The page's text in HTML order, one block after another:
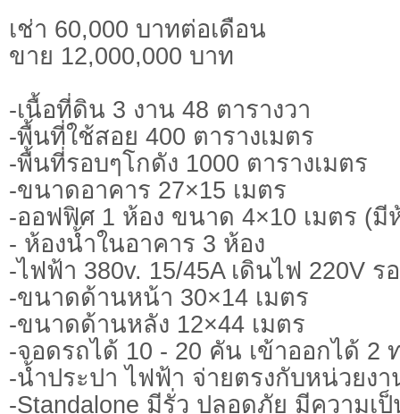
เช่า 60,000 บาทต่อเดือน
ขาย 12,000,000 บาท
-เนื้อที่ดิน 3 งาน 48 ตารางวา
-พื้นที่ใช้สอย 400 ตารางเมตร
-พื้นที่รอบๆโกดัง 1000 ตารางเมตร
-ขนาดอาคาร 27×15 เมตร
-ออฟฟิศ 1 ห้อง ขนาด 4×10 เมตร (มี
- ห้องน้ำในอาคาร 3 ห้อง
-ไฟฟ้า 380v. 15/45A เดินไฟ 220V ร
-ขนาดด้านหน้า 30×14 เมตร
-ขนาดด้านหลัง 12×44 เมตร
-จอดรถได้ 10 - 20 คัน เข้าออกได้ 2
-น้ำประปา ไฟฟ้า จ่ายตรงกับหน่วยงา
-Standalone มีรั่ว ปลอดภัย มีความเ